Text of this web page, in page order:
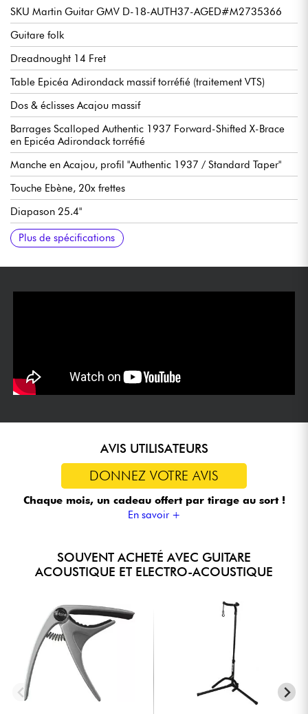
SKU Martin Guitar GMV D-18-AUTH37-AGED#M2735366
Guitare folk
Dreadnought 14 Fret
Table Epicéa Adirondack massif torréfié (traitement VTS)
Dos & éclisses Acajou massif
Barrages Scalloped Authentic 1937 Forward-Shifted X-Brace
en Epicéa Adirondack torréfié
Manche en Acajou, profil "Authentic 1937 / Standard Taper"
Touche Ebène, 20x frettes
Diapason 25.4"
Radius 16"
Largeur manche 1e frette 1-11/16''' ~ 4.32 cm
Largeur manche 12e frette 2-1/8'' ~ 5.33 cm
Mécaniques Martin Gold Open Gear / Butterbean Buttons
Vendue avec étui Martin
Plus de spécifications
AVIS UTILISATEURS
DONNEZ VOTRE AVIS
Chaque mois, un cadeau offert par tirage au sort !
En savoir +
SOUVENT ACHETÉ AVEC GUITARE
ACOUSTIQUE ET ELECTRO-ACOUSTIQUE